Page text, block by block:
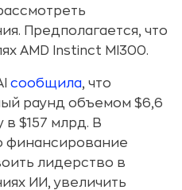
Предполагается, что
AMD Instinct MI300.
сообщила, что
раунд объемом $6,6
в $157 млрд. В
финансирование
лидерство в
ИИ, увеличить